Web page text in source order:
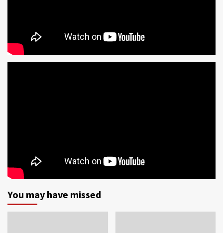
You may have missed